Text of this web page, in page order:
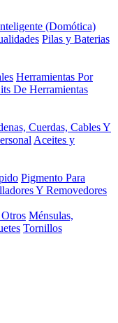
(Domótica)
Pilas y Baterias
Herramientas Por
De Herramientas
Cuerdas, Cables Y
Aceites y
Pigmento Para
Y Removedores
Ménsulas,
Tornillos